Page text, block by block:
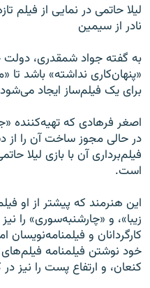
لیلا حاتمی در نمایی از فیلم
نادر از سیمین
به گفته جواد شمقدری،
«پنهان‌کاری نداشته» باشد
برای یک فیلم‌ساز ایجاد
اصغر فرهادی که تهیه‌کننده
فیلم‌برداری آن با بازی لیلا
است.
این هنرمند که پیشتر از او
زیبا»، و «چارشنبه‌سوری» را
کارگردانان و فیلمنامه‌نویسان
خود نوشتن فیلمنامه
کنعان، و ارتفاع پست را نیز در